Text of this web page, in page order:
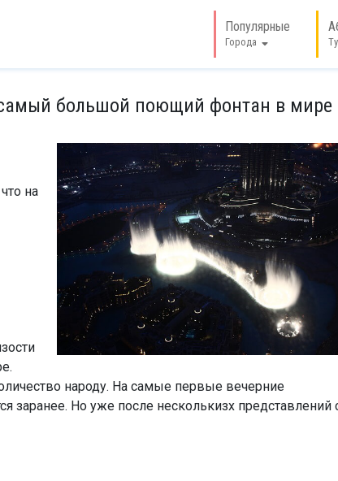
Популярные
Города
большой поющий фонтан в мире
на
народу. На самые первые вечерние
заранее. Но уже после несколькизх представлений